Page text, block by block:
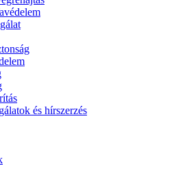
és hírszerzés